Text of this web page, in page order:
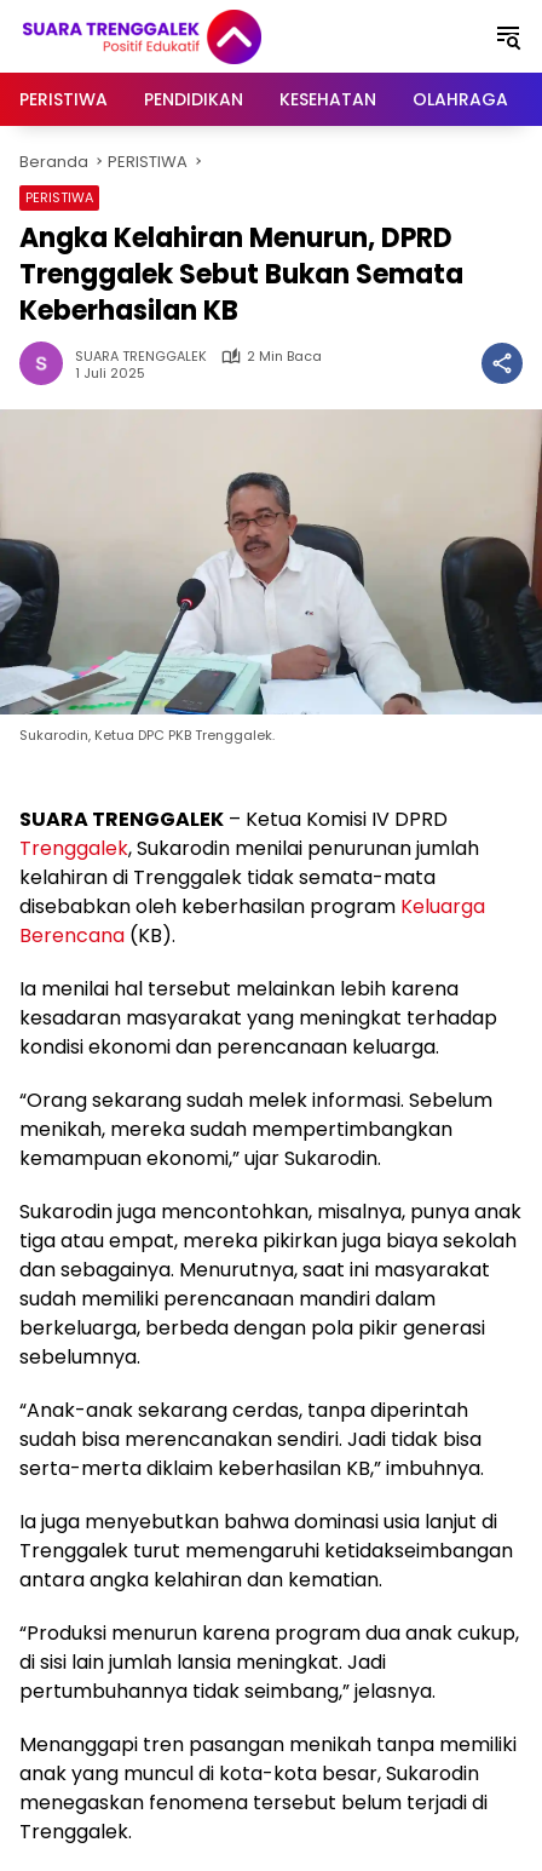
PERISTIWA
PENDIDIKAN KESEHATAN OLAHRAGA
Beranda PERISTIWA
PERISTIWA
Angka Kelahiran Menurun, DPRD
Trenggalek Sebut Bukan Semata
Keberhasilan KB
SUARA TRENGGALEK
2 Min Baca
1 Juli 2025
Sukarodin, Ketua DPC PKB Trenggalek.
SUARA TRENGGALEK – Ketua Komisi IV DPRD
Trenggalek, Sukarodin menilai penurunan jumlah
kelahiran di Trenggalek tidak semata-mata
disebabkan oleh keberhasilan program Keluarga
Berencana (KB).
Ia menilai hal tersebut melainkan lebih karena
kesadaran masyarakat yang meningkat terhadap
kondisi ekonomi dan perencanaan keluarga.
“Orang sekarang sudah melek informasi. Sebelum
menikah, mereka sudah mempertimbangkan
kemampuan ekonomi,” ujar Sukarodin.
Sukarodin juga mencontohkan, misalnya, punya anak
tiga atau empat, mereka pikirkan juga biaya sekolah
dan sebagainya. Menurutnya, saat ini masyarakat
sudah memiliki perencanaan mandiri dalam
berkeluarga, berbeda dengan pola pikir generasi
sebelumnya.
“Anak-anak sekarang cerdas, tanpa diperintah
sudah bisa merencanakan sendiri. Jadi tidak bisa
serta-merta diklaim keberhasilan KB,” imbuhnya.
Ia juga menyebutkan bahwa dominasi usia lanjut di
Trenggalek turut memengaruhi ketidakseimbangan
antara angka kelahiran dan kematian.
“Produksi menurun karena program dua anak cukup,
di sisi lain jumlah lansia meningkat. Jadi
pertumbuhannya tidak seimbang,” jelasnya.
Menanggapi tren pasangan menikah tanpa memiliki
anak yang muncul di kota-kota besar, Sukarodin
menegaskan fenomena tersebut belum terjadi di
Trenggalek.